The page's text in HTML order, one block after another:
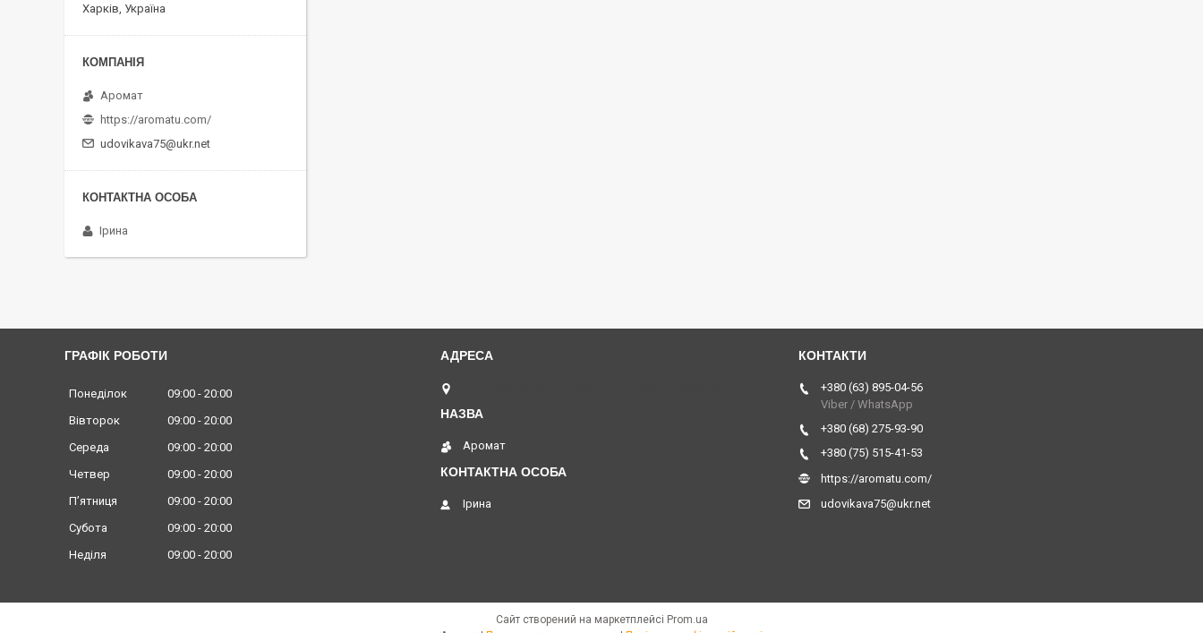
Харків, Україна
Аромат
https://aromatu.com/
udovikava75@ukr.net
Ірина
ГРАФІК РОБОТИ
Понеділок 09:00
20:00
Вівторок
09:00
20:00
Середа
09:00
20:00
Четвер
09:00
20:00
Пʼятниця
09:00
20:00
Субота
09:00
20:00
Неділя
09:00 20:00
Аромат
Ірина
+380 (63) 895-04-56
Viber / WhatsApp
+380 (68) 275-93-90
+380 (75) 515-41-53
https://aromatu.com/
udovikava75@ukr.net
Сайт створений на маркетплейсі Prom.ua